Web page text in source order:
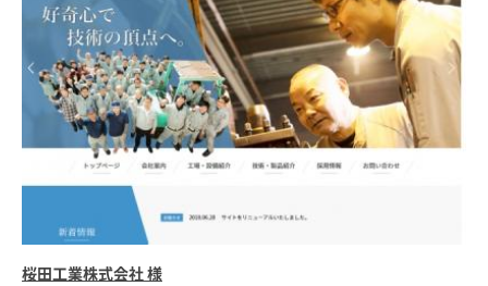
桜田工業株式会社 様